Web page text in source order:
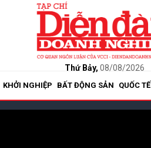
Thứ Bảy, 08/08/2026
KHỞI NGHIỆP BẤT ĐỘNG SẢN QUỐC TẾ